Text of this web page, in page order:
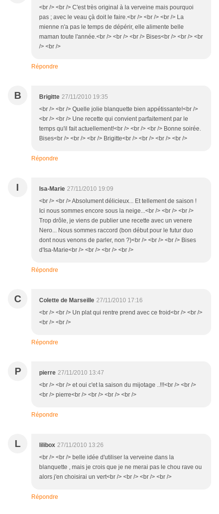
<br /> <br /> C'est très original à la verveine mais pourquoi
pas ; avec le veau çà doit le faire.<br /> <br /> <br /> La
mienne n'a pas le temps de dépérir, elle alimente belle
maman toute l'année.<br /> <br /> <br /> Bises<br /> <br /> <br
/> <br />
Répondre
B Brigitte 27/11/2010 19:35
<br /> <br /> Quelle jolie blanquette bien appétissante!<br />
<br /> <br /> Une recette qui convient parfaitement par le
temps qu'il fait actuellement!<br /> <br /> <br /> Bonne soirée.
Bises<br /> <br /> <br /> Brigitte<br /> <br /> <br /> <br />
Répondre
I Isa-Marie 27/11/2010 19:09
<br /> <br /> Absolument délicieux... Et tellement de saison !
Ici nous sommes encore sous la neige...<br /> <br /> <br />
Trop drôle, je viens de publier une recette avec un venere
Nero... Nous sommes raccord (bon début pour le futur duo
dont nous venons de parler, non ?)<br /> <br /> <br /> Bises
d'Isa-Marie<br /> <br /> <br /> <br />
Répondre
C Colette de Marseille 27/11/2010 17:16
<br /> <br /> Un plat qui rentre prend avec ce froid<br /> <br />
<br /> <br />
Répondre
P pierre 27/11/2010 13:47
<br /> <br /> et oui c'et la saison du mijotage ..!!!<br /> <br />
<br /> pierre<br /> <br /> <br /> <br />
Répondre
L lilibox 27/11/2010 13:26
<br /> <br /> belle idée d'utiliser la verveine dans la
blanquette , mais je crois que je ne merai pas le chou rave ou
alors j'en choisirai un vert<br /> <br /> <br /> <br />
Répondre